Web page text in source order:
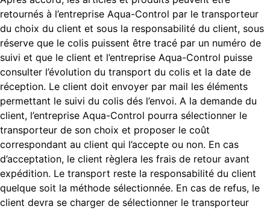
retournés à l’entreprise Aqua-Control par le transporteur
du choix du client et sous la responsabilité du client, sous
réserve que le colis puissent être tracé par un numéro de
suivi et que le client et l’entreprise Aqua-Control puisse
consulter l’évolution du transport du colis et la date de
réception. Le client doit envoyer par mail les éléments
permettant le suivi du colis dés l’envoi. A la demande du
client, l’entreprise Aqua-Control pourra sélectionner le
transporteur de son choix et proposer le coût
correspondant au client qui l’accepte ou non. En cas
d’acceptation, le client règlera les frais de retour avant
expédition. Le transport reste la responsabilité du client
quelque soit la méthode sélectionnée. En cas de refus, le
client devra se charger de sélectionner le transporteur